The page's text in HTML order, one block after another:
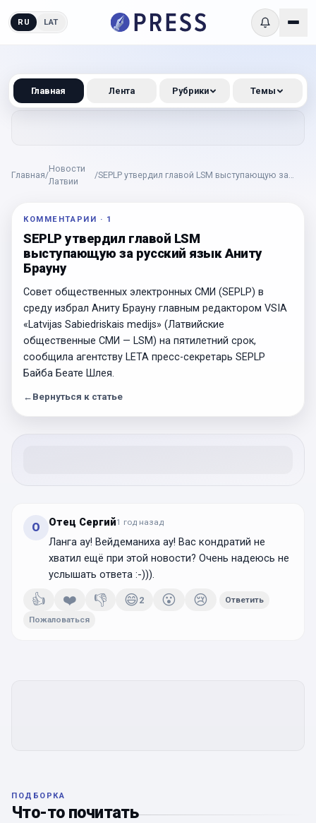
RU LAT
Главная/
Новости
Латвии
/SEPLP утвердил главой LSM выступающую за
КОММЕНТАРИИ · 1
SEPLP утвердил главой LSM
выступающую за русский язык Аниту
Брауну
Совет общественных электронных СМИ (SEPLP) в
среду избрал Аниту Брауну главным редактором VSIA
«Latvijas Sabiedriskais medijs» (Латвийские
общественные СМИ — LSM) на пятилетний срок,
сообщила агентству LETA пресс-секретарь SEPLP
Байба Беате Шлея.
← Вернуться к статье
О Отец Сергий1 год назад
Ланга ау! Вейдеманиха ау! Вас кондратий не
хватил ещё при этой новости? Очень надеюсь не
услышать ответа :-))).
👍 ❤️ 👎 😄 2 😮 😢 Ответить
Пожаловаться
ПОДБОРКА
Что-то почитать
Главная Лента Рубрики Темы